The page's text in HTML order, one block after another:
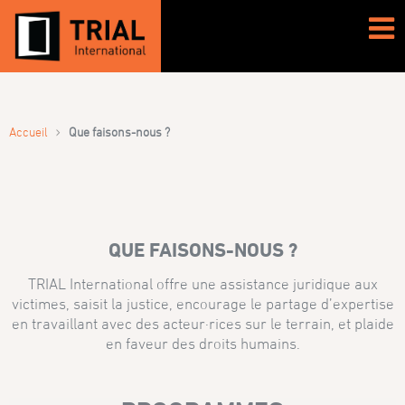
Accueil › Que faisons-nous ?
QUE FAISONS-NOUS ?
TRIAL International offre une assistance juridique aux
victimes, saisit la justice, encourage le partage d’expertise
en travaillant avec des acteur·rices sur le terrain, et plaide
en faveur des droits humains.